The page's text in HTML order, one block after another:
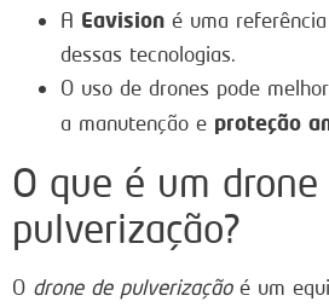
A Eavision é uma
dessas tecnologias.
O uso de drones pode
a manutenção e proteção
O que é um drone
pulverização?
O drone de pulverizaçãoé um